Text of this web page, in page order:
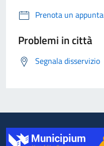
Prenota un
Problemi in città
Segnala disservizio